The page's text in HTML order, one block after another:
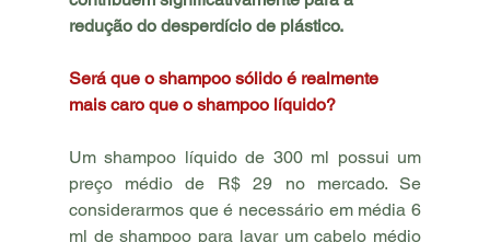
redução do desperdício de plástico.
Será que o shampoo sólido é realmente
mais caro que o shampoo líquido?
Um shampoo líquido de 300 ml possui um
preço médio de R$ 29 no mercado. Se
considerarmos que é necessário em média 6
ml de shampoo para lavar um cabelo médio